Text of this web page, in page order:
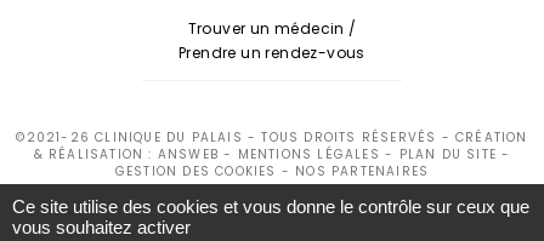
Trouver un médecin /
Prendre un rendez-vous
©2021-26 CLINIQUE DU PALAIS - TOUS DROITS RÉSERVÉS - CRÉATION
& RÉALISATION : ANSWEB - MENTIONS LÉGALES - PLAN DU SITE -
GESTION DES COOKIES - NOS PARTENAIRES
Ce site utilise des cookies et vous donne le contrôle sur ceux que
vous souhaitez activer